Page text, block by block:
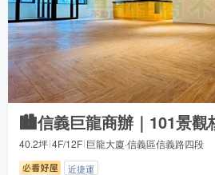
🏙️信義巨龍商辦｜101景
40.2坪 4F/12F 巨龍大廈·信義區信義路四段
近捷運